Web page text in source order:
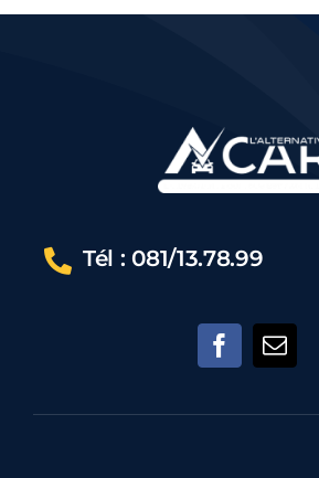
Tél : 081/13.78.99